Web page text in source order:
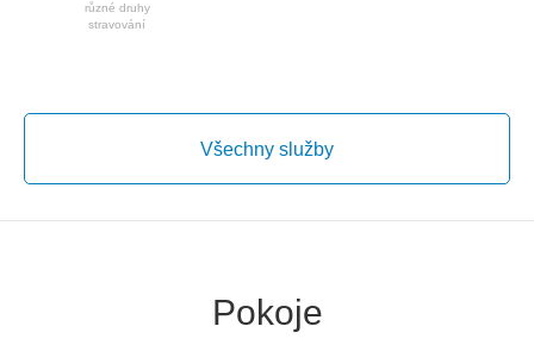
různé druhy
stravování
Všechny služby
Pokoje